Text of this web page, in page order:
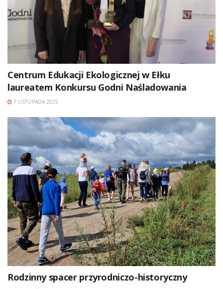
Centrum Edukacji Ekologicznej w Ełku
laureatem Konkursu Godni Naśladowania
7 LISTOPADA 2025
Rodzinny spacer przyrodniczo-historyczny